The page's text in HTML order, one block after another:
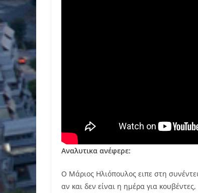
Αναλυτικα ανέφερε:
Ο Μάριος Ηλιόπουλος ειπε στη
αν και δεν είναι η ημέρα για